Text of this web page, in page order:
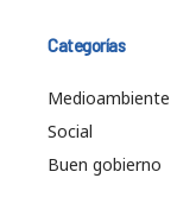
Categorías
Medioambiente
Social
Buen gobierno